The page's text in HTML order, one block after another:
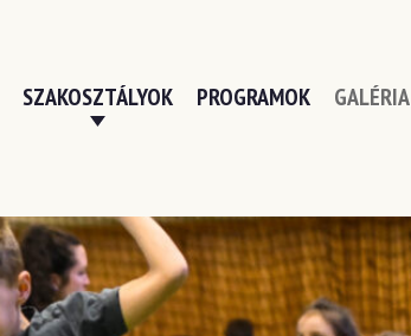
SZAKOSZTÁLYOK PROGRAMOK GALÉRIA